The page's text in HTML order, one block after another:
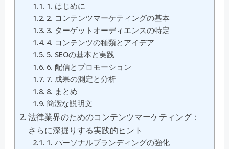
1. はじめに
2. コンテンツマーケティングの基本
3. ターゲットオーディエンスの特定
4. コンテンツの種類とアイデア
5. SEOの基本と実践
6. 配信とプロモーション
7. 成果の測定と分析
8. まとめ
簡潔な説明文
法律業界のためのコンテンツマーケティング：
さらに深掘りする実践的ヒント
1. パーソナルブランディングの強化